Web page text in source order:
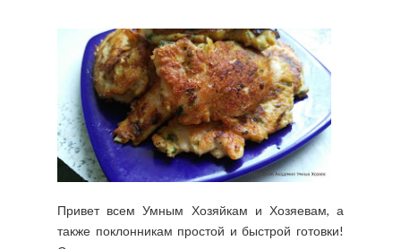
Привет всем Умным Хозяйкам и Хозяевам, а
также поклонникам простой и быстрой готовки!